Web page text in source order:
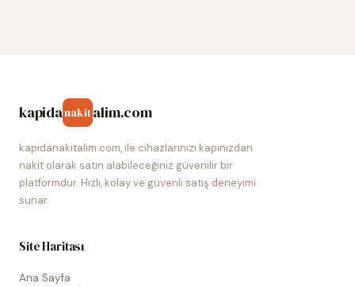
kapidanakitalim.com
kapidanakitalim.com, ile cihazlarınızı kapınızdan
nakit olarak satın alabileceğiniz güvenilir bir
platformdur. Hızlı, kolay ve güvenli satış deneyimi
sunar.
Site Haritası
Ana Sayfa